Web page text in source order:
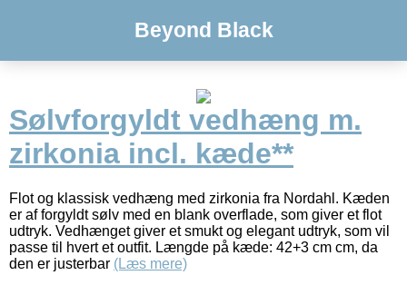
Beyond Black
Sølvforgyldt vedhæng m.
zirkonia incl. kæde**
Flot og klassisk vedhæng med zirkonia fra Nordahl. Kæden
er af forgyldt sølv med en blank overflade, som giver et flot
udtryk. Vedhænget giver et smukt og elegant udtryk, som vil
passe til hvert et outfit. Længde på kæde: 42+3 cm cm, da
den er justerbar (Læs mere)